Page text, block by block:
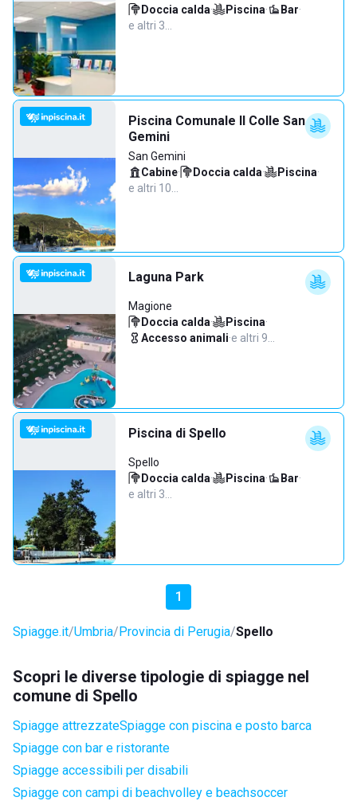
Doccia calda· Piscina· Bar·
e altri 3…
Piscina Comunale Il Colle San
Gemini
San Gemini
Cabine· Doccia calda· Piscina·
e altri 10…
Laguna Park
Magione
Doccia calda· Piscina·
Accesso animali·e altri 9…
Piscina di Spello
Spello
Doccia calda· Piscina· Bar·
e altri 3…
1
Spiagge.it Umbria Provincia di Perugia Spello
Scopri le diverse tipologie di spiagge nel
comune di Spello
Spiagge attrezzateSpiagge con piscina e posto barca
Spiagge con bar e ristorante
Spiagge accessibili per disabili
Spiagge con campi di beachvolley e beachsoccer